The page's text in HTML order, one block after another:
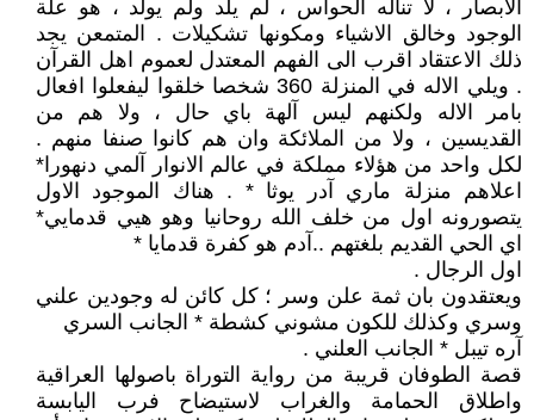
الابصار ، لا تناله الحواس ، لم يلد ولم يولد ، هو علة
الوجود وخالق الاشياء ومكونها تشكيلات . المتمعن يجد
ذلك الاعتقاد اقرب الى الفهم المعتدل لعموم اهل القرآن
. ويلي الاله في المنزلة 360 شخصا خلقوا ليفعلوا افعال
بامر الاله ولكنهم ليس آلهة باي حال ، ولا هم من
القديسين ، ولا من الملائكة وان هم كانوا صنفا منهم .
لكل واحد من هؤلاء مملكة في عالم الانوار آلمي دنهورا*
اعلاهم منزلة ماري آدر يوثا * . هناك الموجود الاول
يتصورونه اول من خلف الله روحانيا وهو هيي قدمايي*
اي الحي القديم بلغتهم ..آدم هو كفرة قدمايا *
اول الرجال .
ويعتقدون بان ثمة علن وسر ؛ كل كائن له وجودين علني
وسري وكذلك للكون مشوني كشطة * الجانب السري
آره تيبل * الجانب العلني .
قصة الطوفان قريبة من رواية التوراة باصولها العراقية
واطلاق الحمامة والغراب لاستيضاح فرب اليابسة